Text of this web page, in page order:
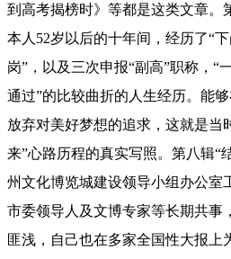
到高考揭榜时》等都是这类文章。
本人52岁以后的十年间，经历了“
岗”，以及三次申报“副高”职称，“
通过”的比较曲折的人生经历。能
放弃对美好梦想的追求，这就是当
来”心路历程的真实写照。第八辑“
州文化博览城建设领导小组办公室
市委领导人及文博专家等长期共事
匪浅，自己也在多家全国性大报上